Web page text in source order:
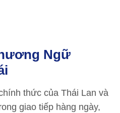
Ngữ
thức của Thái Lan và
giao tiếp hàng ngày,